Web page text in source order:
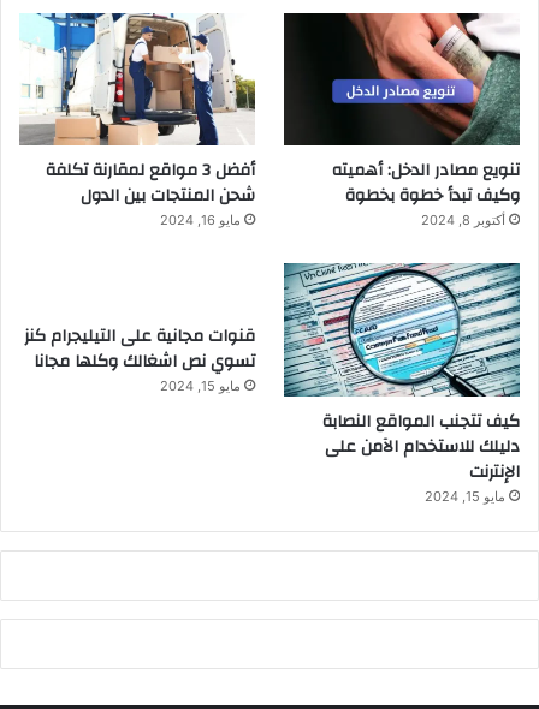
تنويع مصادر الدخل: أهميته
وكيف تبدأ خطوة بخطوة
أكتوبر 8, 2024
أفضل 3 مواقع لمقارنة تكلفة
شحن المنتجات بين الدول
مايو 16, 2024
كيف تتجنب المواقع النصابة
دليلك للاستخدام الآمن على
الإنترنت
مايو 15, 2024
قنوات مجانية على التيليجرام كنز
تسوي نص اشغالك وكلها مجانا
مايو 15, 2024